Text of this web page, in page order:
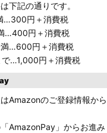
下記の通りです。
…300円＋消費税
…400円＋消費税
…600円＋消費税
…1,000円＋消費税
Amazonのご登録情報か
AmazonPay」からお進み